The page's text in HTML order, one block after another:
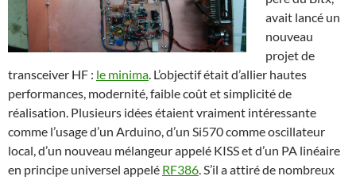
avait lancé un
nouveau
projet de
transceiver HF : le minima. L’objectif était d’allier hautes
performances, modernité, faible coût et simplicité de
réalisation. Plusieurs idées étaient vraiment intéressante
comme l’usage d’un Arduino, d’un Si570 comme oscillateur
local, d’un nouveau mélangeur appelé KISS et d’un PA linéaire
en principe universel appelé RF386. S’il a attiré de nombreux